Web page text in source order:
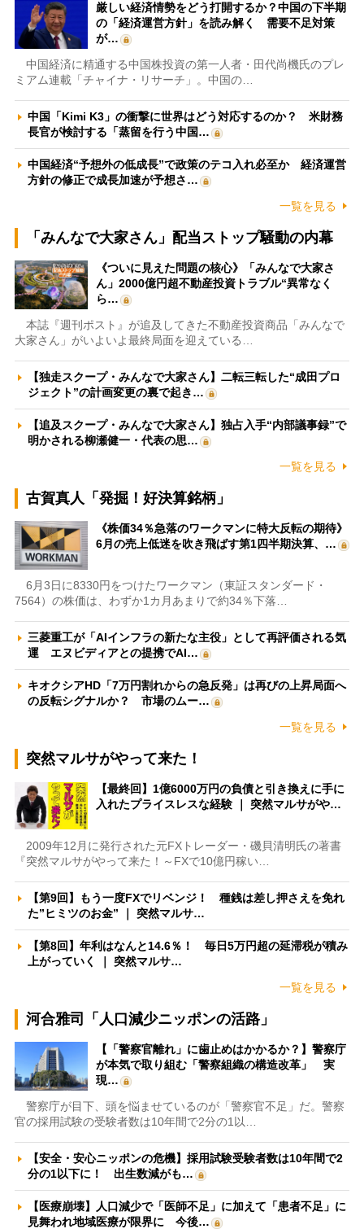
厳しい経済情勢をどう打開するか？中国の下半期
の「経済運営方針」を読み解く 需要不足対策
が…
中国経済に精通する中国株投資の第一人者・田代尚機氏のプレ
ミアム連載「チャイナ・リサーチ」。中国の…
中国「Kimi K3」の衝撃に世界はどう対応するのか？ 米財務
長官が検討する「蒸留を行う中国…
中国経済“予想外の低成長”で政策のテコ入れ必至か 経済運営
方針の修正で成長加速が予想さ…
一覧を見る
「みんなで大家さん」配当ストップ騒動の内幕
《ついに見えた問題の核心》「みんなで大家さ
ん」2000億円超不動産投資トラブル“異常なく
ら…
本誌『週刊ポスト』が追及してきた不動産投資商品「みんなで
大家さん」がいよいよ最終局面を迎えている…
【独走スクープ・みんなで大家さん】二転三転した“成田プロ
ジェクト”の計画変更の裏で起き…
【追及スクープ・みんなで大家さん】独占入手“内部議事録”で
明かされる柳瀬健一・代表の思…
一覧を見る
古賀真人「発掘！好決算銘柄」
《株価34％急落のワークマンに特大反転の期待》
6月の売上低迷を吹き飛ばす第1四半期決算、…
6月3日に8330円をつけたワークマン（東証スタンダード・
7564）の株価は、わずか1カ月あまりで約34％下落…
三菱重工が「AIインフラの新たな主役」として再評価される気
運 エヌビディアとの提携でAI…
キオクシアHD「7万円割れからの急反発」は再びの上昇局面へ
の反転シグナルか？ 市場のムー…
一覧を見る
突然マルサがやって来た！
【最終回】1億6000万円の負債と引き換えに手に
入れたプライスレスな経験 ｜ 突然マルサがや…
2009年12月に発行された元FXトレーダー・磯貝清明氏の著書
『突然マルサがやって来た！～FXで10億円稼い…
【第9回】もう一度FXでリベンジ！ 種銭は差し押さえを免れ
た”ヒミツのお金” ｜ 突然マルサ…
【第8回】年利はなんと14.6％！ 毎日5万円超の延滞税が積み
上がっていく ｜ 突然マルサ…
一覧を見る
河合雅司「人口減少ニッポンの活路」
【「警察官離れ」に歯止めはかかるか？】警察庁
が本気で取り組む「警察組織の構造改革」 実
現…
警察庁が目下、頭を悩ませているのが「警察官不足」だ。警察
官の採用試験の受験者数は10年間で2分の1以…
【安全・安心ニッポンの危機】採用試験受験者数は10年間で2
分の1以下に！ 出生数減がも…
【医療崩壊】人口減少で「医師不足」に加えて「患者不足」に
見舞われ地域医療が限界に 今後…